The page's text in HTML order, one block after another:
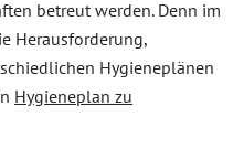
betreut werden. Denn im
Herausforderung,
Hygieneplänen
Hygieneplan zu